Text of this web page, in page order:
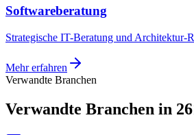
Softwareberatung
Strategische IT-Beratung und Architektur-
Mehr erfahren
Verwandte Branchen
Verwandte Branchen in